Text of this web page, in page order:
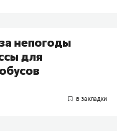
непогоды
для